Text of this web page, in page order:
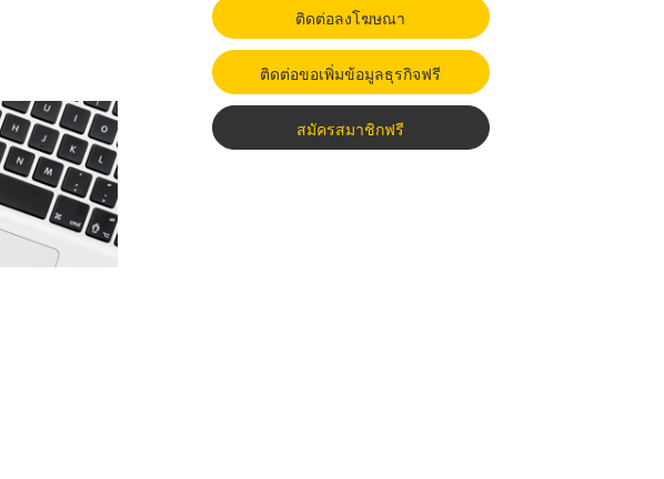
ติดต่อลงโฆษณา
ติดต่อขอเพิ่มข้อมูลธุรกิจฟรี
สมัครสมาชิกฟรี